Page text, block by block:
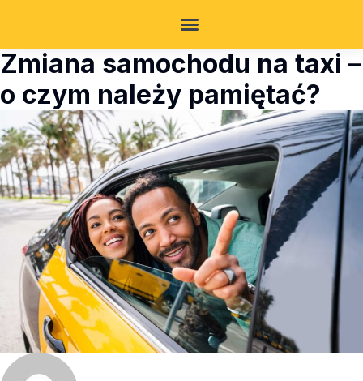
Zmiana samochodu na taxi –
o czym należy pamiętać?